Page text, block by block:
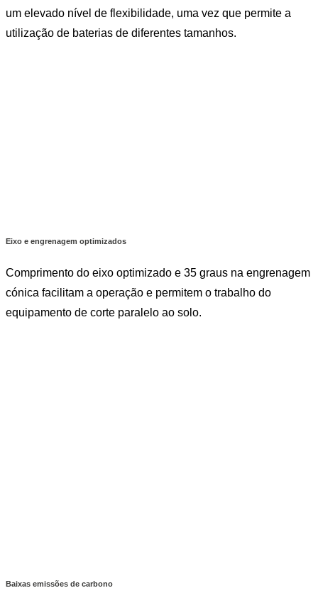
um elevado nível de flexibilidade, uma vez que permite a
utilização de baterias de diferentes tamanhos.
Eixo e engrenagem optimizados
Comprimento do eixo optimizado e 35 graus na engrenagem
cónica facilitam a operação e permitem o trabalho do
equipamento de corte paralelo ao solo.
Baixas emissões de carbono